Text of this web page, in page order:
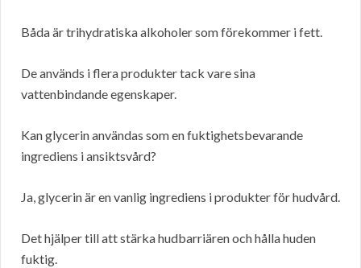
Båda är trihydratiska alkoholer som förekommer i fett.
De används i flera produkter tack vare sina
vattenbindande egenskaper.
Kan glycerin användas som en fuktighetsbevarande
ingrediens i ansiktsvård?
Ja, glycerin är en vanlig ingrediens i produkter för hudvård.
Det hjälper till att stärka hudbarriären och hålla huden
fuktig.